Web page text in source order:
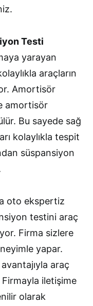
Testi
yarayan
araçların
Amortisör
amortisör
Bu sayede sağ
kolaylıkla tespit
süspansiyon
oto ekspertiz
testini araç
Firma sizlere
yapar.
araç
Firmayla iletişime
olarak